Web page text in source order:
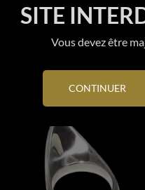
SITE
Vous devez être
CONTINUER
Ajouter au panier